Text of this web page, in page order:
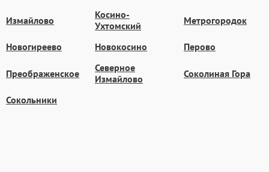
Измайлово
Косино-
Ухтомский
Метрогородок
Новогиреево Новокосино Перово
Преображенское
Северное
Измайлово
Соколиная Гора
Сокольники